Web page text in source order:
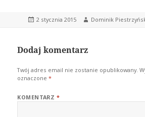
Data
2 stycznia 2015 Autor
Dominik
Dodaj komentarz
Twój adres email nie zostanie opublikowany.
oznaczone*
KOMENTARZ *